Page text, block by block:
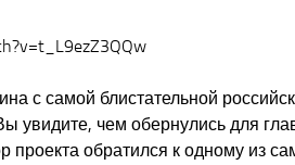
с самой блистательной
чем обернулись для
обратился к одному из